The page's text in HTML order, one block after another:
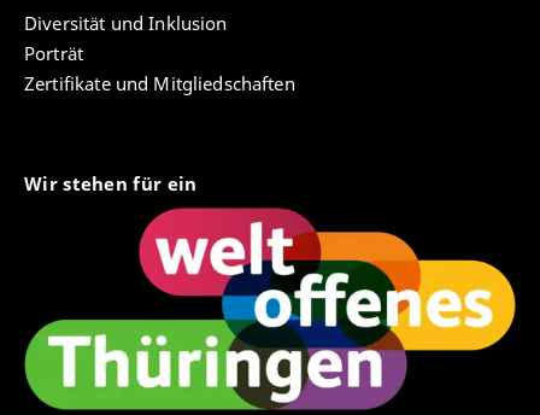
Diversität und Inklusion
Porträt
Zertifikate und Mitgliedschaften
Wir stehen für ein